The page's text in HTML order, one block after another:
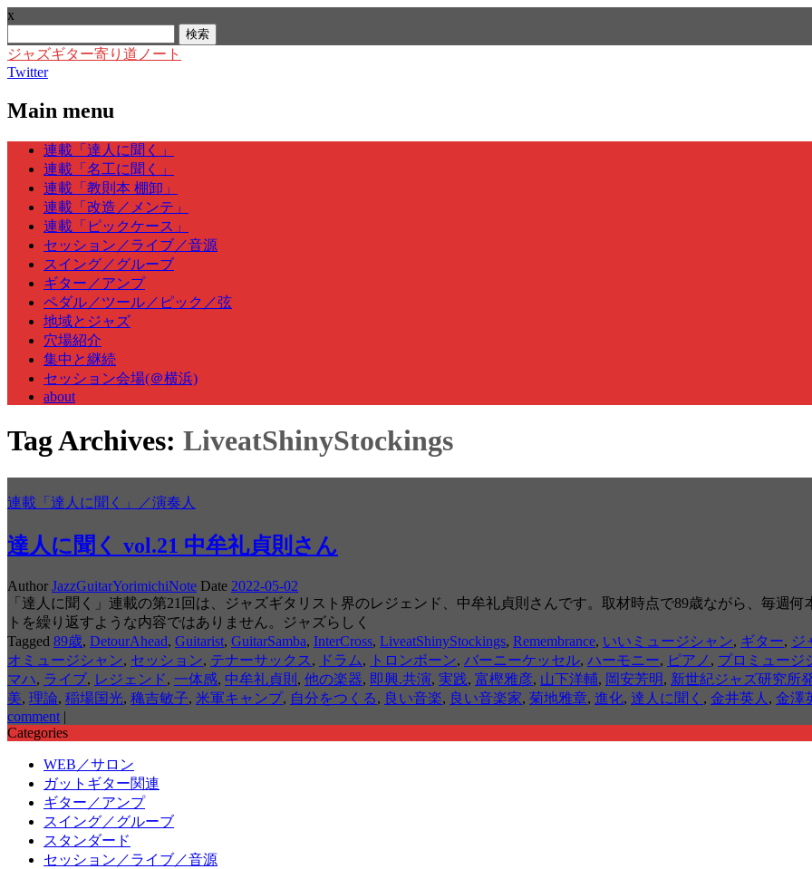
x
索:
ジャズギター寄り道ノート
Twitter
Main menu
Skip
content
連載「達人に聞く」
連載「名工に聞く」
連載「教則本 棚卸」
連載「改造／メンテ」
連載「ピックケース」
セッション／ライブ／音源
スイング／グルーブ
ギター／アンプ
ペダル／ツール／ピック／弦
地域とジャズ
穴場紹介
集中と継続
セッション会場(＠横浜)
about
Tag Archives: LiveatShinyStockings
連載「達人に聞く」／演奏人
達人に聞く vol.21 中牟礼貞則さん
Author JazzGuitarYorimichiNote Date 2022-05-02
「達人に聞く」連載の第21回は、ジャズギタリスト界のレジェンド、中牟礼貞則さんです。取材時点で89歳ながら、毎週
トを繰り返すような内容ではありません。ジャズらしく
Tagged 89歳, DetourAhead, Guitarist, GuitarSamba, InterCross, LiveatShinyStockings, Remembrance, いいミュージシャン, ギター, ジ
オミュージシャン, セッション, テナーサックス , ドラム, トロンボーン, バーニーケッセル, ハーモニー, ピアノ , プロミュージ
マハ, ライブ, レジェンド, 一体感, 中牟礼貞則 , 他の楽器, 即興.共演, 実践, 富樫雅彦, 山下洋輔, 岡安芳明, 新世紀ジャズ研究所
美, 理論, 稲場国光, 穐吉敏子, 米軍キャンプ, 自分をつくる, 良い音楽, 良い音楽家, 菊地雅章, 進化, 達人に聞く , 金井英人 , 金澤
comment |
Categories
WEB／サロン
ガットギター関連
ギター／アンプ
スイング／グルーブ
スタンダード
セッション／ライブ／音源